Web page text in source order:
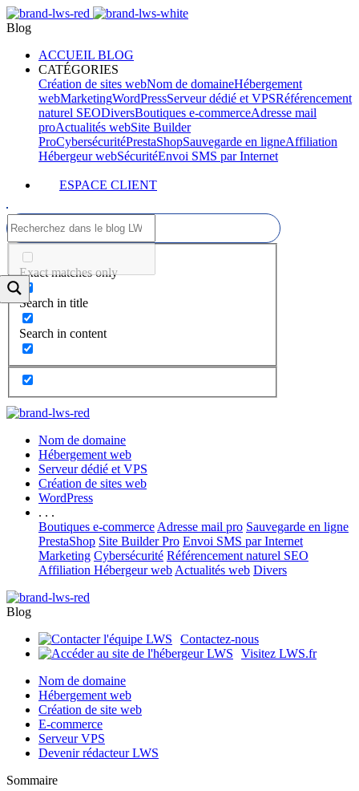
Blog
ACCUEIL BLOG
CATÉGORIES
Création de sites webNom de domaineHébergement
webMarketingWordPressServeur dédié et VPSRéférencement
naturel SEODiversBoutiques e-commerceAdresse mail
proActualités webSite Builder
ProCybersécuritéPrestaShopSauvegarde en ligneAffiliation
Hébergeur webSécuritéEnvoi SMS par Internet
ESPACE CLIENT
Exact matches only
Search in title
Search in content
Nom de domaine
Hébergement web
Serveur dédié et VPS
Création de sites web
WordPress
. . .
Boutiques e-commerce Adresse mail pro Sauvegarde en ligne
PrestaShop Site Builder Pro Envoi SMS par Internet
Marketing Cybersécurité Référencement naturel SEO
Affiliation Hébergeur web Actualités web Divers
Blog
Contactez-nous
Visitez LWS.fr
Nom de domaine
Hébergement web
Création de site web
E-commerce
Serveur VPS
Devenir rédacteur LWS
Sommaire